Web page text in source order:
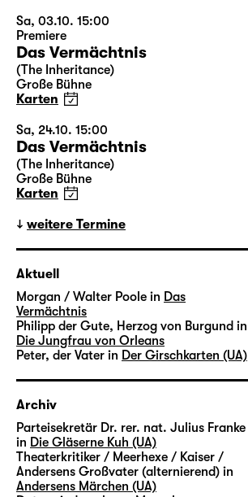
Sa, 03.10. 15:00
Premiere
Das Vermächtnis
(The Inheritance)
Große Bühne
Karten
Sa, 24.10. 15:00
Das Vermächtnis
(The Inheritance)
Große Bühne
Karten
weitere Termine
Aktuell
Morgan / Walter Poole in Das
Vermächtnis
Philipp der Gute, Herzog von Burgund in
Die Jungfrau von Orleans
Peter, der Vater in Der Girschkarten (UA)
Archiv
Parteisekretär Dr. rer. nat. Julius Franke
in Die Gläserne Kuh (UA)
Theaterkritiker / Meerhexe / Kaiser /
Andersens Großvater (alternierend) in
Andersens Märchen (UA)